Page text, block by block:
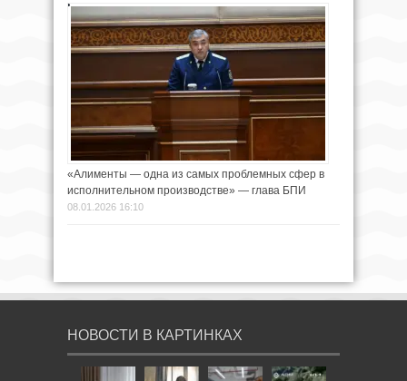
«Алименты — одна из самых проблемных сфер в
исполнительном производстве» — глава БПИ
08.01.2026 16:10
НОВОСТИ В КАРТИНКАХ